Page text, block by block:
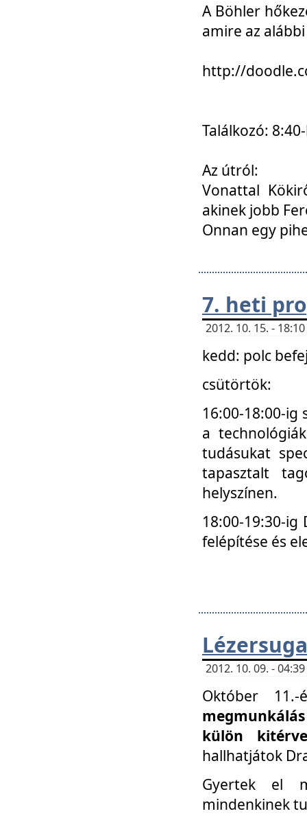
A Böhler
amire az
http://
Találkozó:
Az útról:
Vonattal
akinek jobb
Onnan egy
7. heti
2012. 10. 15. -
kedd: polc
csütörtök:
16:00-18:00-
a
tudásukat
tapasztalt
helyszínen.
18:00-19:30-
felépítése és
2012. 10. 09. -
Október
külön
hallhatjátok
Gyertek el
mindenkinek